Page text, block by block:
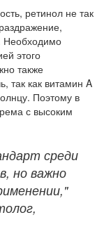
ретинол не так
Необходимо
этого
также
так как витамин A
Поэтому в
с высоким
среди
но важно